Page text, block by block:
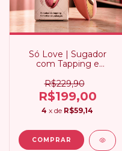
Só Love | Sugador
com Tapping e
R$229,90
R$199,00
4 x de R$59,14